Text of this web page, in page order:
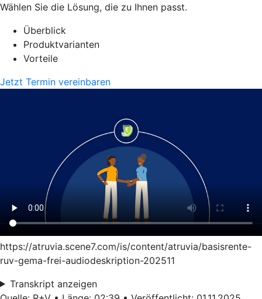
Wählen Sie die Lösung, die zu Ihnen passt.
Überblick
Produktvarianten
Vorteile
Jetzt Termin vereinbaren
https://atruvia.scene7.com/is/content/atruvia/basisrente-
ruv-gema-frei-audiodeskription-202511
Transkript anzeigen